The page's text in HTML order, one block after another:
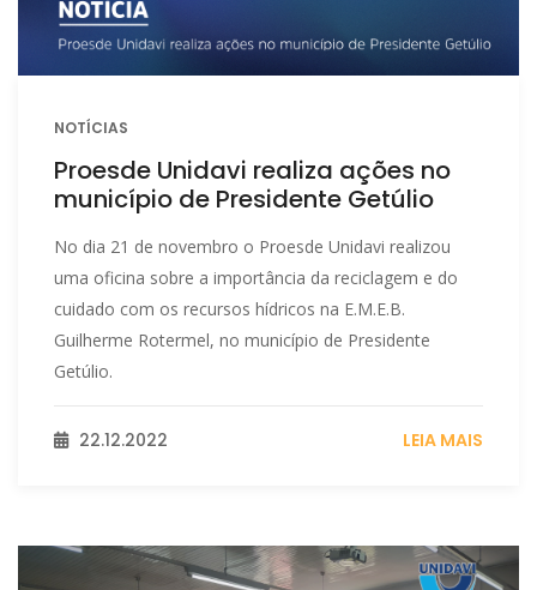
NOTÍCIAS
Proesde Unidavi realiza ações no
município de Presidente Getúlio
No dia 21 de novembro o Proesde Unidavi realizou
uma oficina sobre a importância da reciclagem e do
cuidado com os recursos hídricos na E.M.E.B.
Guilherme Rotermel, no município de Presidente
Getúlio.
22.12.2022 LEIA MAIS